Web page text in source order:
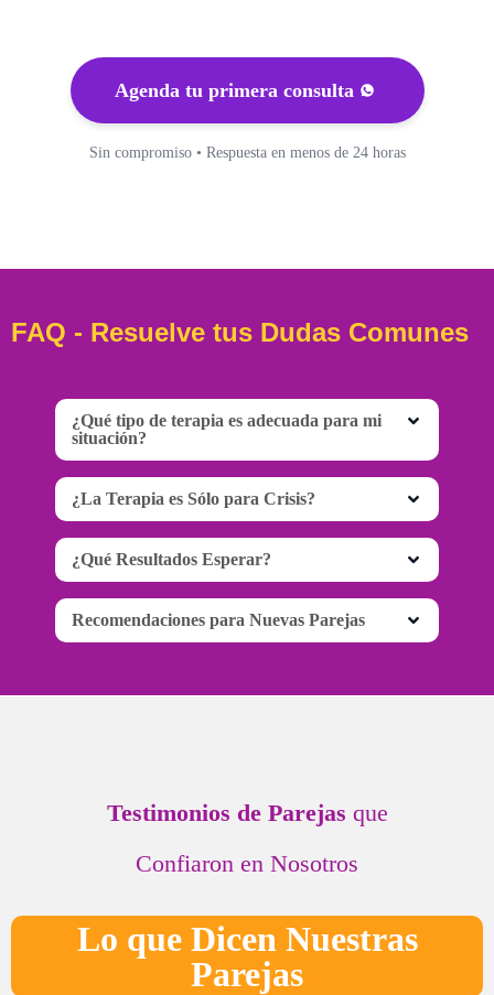
Agenda tu primera consulta
Sin compromiso • Respuesta en menos de 24 horas
FAQ - Resuelve tus Dudas Comunes
¿Qué tipo de terapia es adecuada para mi
situación?
¿La Terapia es Sólo para Crisis?
¿Qué Resultados Esperar?
Recomendaciones para Nuevas Parejas
Testimonios de Parejas que
Confiaron en Nosotros
Lo que Dicen Nuestras
Parejas